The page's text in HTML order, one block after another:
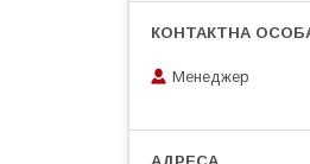
Менеджер